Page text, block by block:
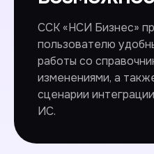
ССК «НСИ Бизнес»
пользователю
работы со
изменениями, а
сценарии
ИС.